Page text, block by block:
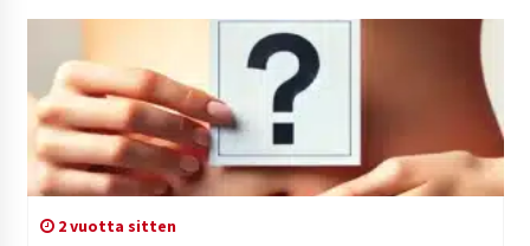
2 vuotta sitten